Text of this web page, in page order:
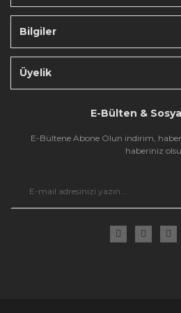
Bilgiler
Üyelik
E-Bülten &
E-Bültene Abone Olun indirim,
haberiniz